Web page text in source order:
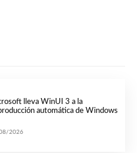
lleva WinUI 3 a la
automática de Windows
2026